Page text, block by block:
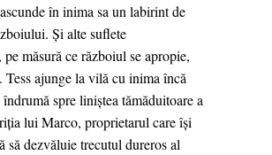
în inima sa un labirint de
Și alte suflete
măsură ce războiul se apropie,
ajunge la vilă cu inima încă
spre liniștea tămăduitoare a
lui Marco, proprietarul care își
să dezvăluie trecutul dureros al